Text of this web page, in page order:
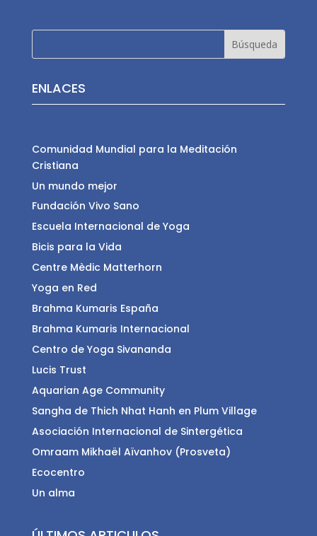
ENLACES
Comunidad Mundial para la Meditación
Cristiana
Un mundo mejor
Fundación Vivo Sano
Escuela Internacional de Yoga
Bicis para la Vida
Centre Mèdic Matterhorn
Yoga en Red
Brahma Kumaris España
Brahma Kumaris Internacional
Centro de Yoga Sivananda
Lucis Trust
Aquarian Age Community
Sangha de Thich Nhat Hanh en Plum Village
Asociación Internacional de Sintergética
Omraam Mikhaël Aïvanhov (Prosveta)
Ecocentro
Un alma